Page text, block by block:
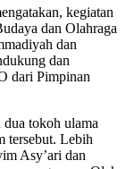
kegiatan
dan Olahraga
dan
dan
dari Pimpinan
tokoh ulama
tersebut. Lebih
Asy’ari dan